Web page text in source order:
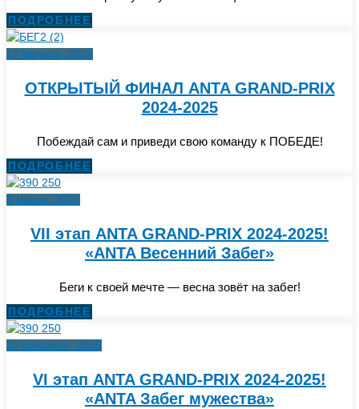
ПОДРОБНЕЕ
17 августа, 2025
ОТКРЫТЫЙ ФИНАЛ ANTA GRAND-PRIX
2024-2025
Побеждай сам и приведи свою команду к ПОБЕДЕ!
ПОДРОБНЕЕ
8 марта, 2025
VII этап ANTA GRAND-PRIX 2024-2025!
«ANTA Весенний Забег»
Беги к своей мечте — весна зовёт на забег!
ПОДРОБНЕЕ
22 февраля, 2025
VI этап ANTA GRAND-PRIX 2024-2025!
«ANTA Забег мужества»